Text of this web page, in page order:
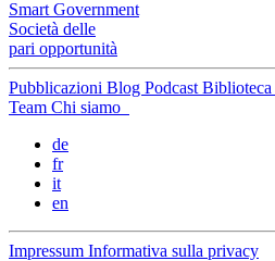
Smart Government
Società delle
pari opportunità
Pubblicazioni Blog Podcast Biblioteca
Team Chi siamo
de
fr
it
en
Impressum Informativa sulla privacy